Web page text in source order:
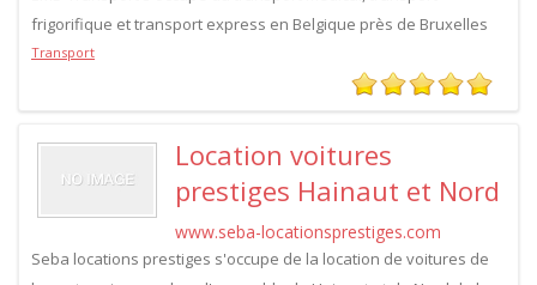
frigorifique et transport express en Belgique près de Bruxelles
Transport
Location voitures
prestiges Hainaut et Nord
www.seba-locationsprestiges.com
Seba locations prestiges s'occupe de la location de voitures de